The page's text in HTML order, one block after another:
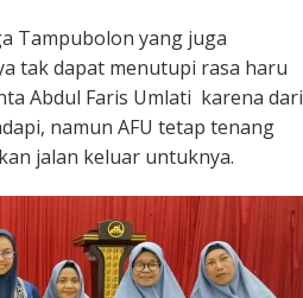
Tampubolon yang juga
tak dapat menutupi rasa haru
Abdul Faris Umlati karena dari
namun AFU tetap tenang
jalan keluar untuknya.